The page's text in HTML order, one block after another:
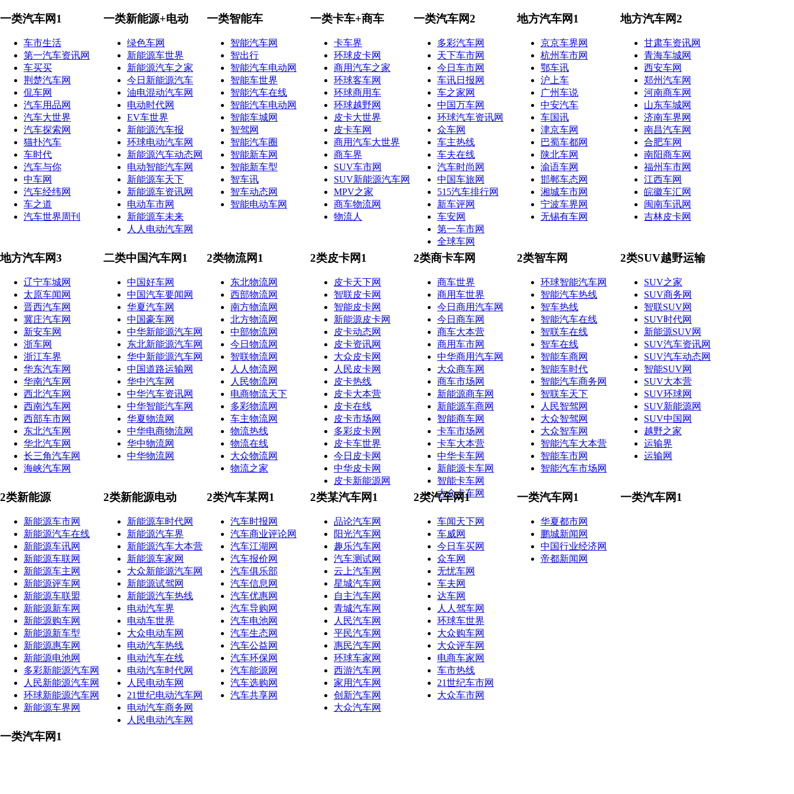
一类汽车网1
车市生活
第一汽车资讯网
车买买
荆楚汽车网
侃车网
汽车用品网
汽车大世界
汽车探索网
猫扑汽车
车时代
汽车与你
中车网
汽车经纬网
车之道
汽车世界周刊
一类新能源+电动
绿色车网
新能源车世界
新能源汽车之家
今日新能源汽车
油电混动汽车网
电动时代网
EV车世界
新能源汽车报
环球电动汽车网
新能源汽车动态网
电动智能汽车网
新能源车天下
新能源车资讯网
电动车市网
新能源车未来
人人电动汽车网
一类智能车
智能汽车网
智出行
智能汽车电动网
智能车世界
智能汽车在线
智能汽车电动网
智能车城网
智驾网
智能汽车圈
智能新车网
智能新车型
智车讯
智车动态网
智能电动车网
一类卡车+商车
卡车界
环球皮卡网
商用汽车之家
环球客车网
环球商用车
环球越野网
皮卡大世界
皮卡车网
商用汽车大世界
商车界
SUV车市网
SUV新能源汽车网
MPV之家
商车物流网
物流人
一类汽车网2
多彩汽车网
天下车市网
今日车市网
车讯日报网
车之家网
中国万车网
环球汽车资讯网
众车网
车主热线
车夫在线
汽车时尚网
中国车旅网
515汽车排行网
新车评网
车安网
第一车市网
全球车网
地方汽车网1
京京车界网
杭州车市网
鄂车讯
沪上车
广州车说
中安汽车
车国讯
津京车网
巴蜀车都网
陕北车网
渝语车网
邯郸车态网
湘城车市网
宁波车界网
无锡有车网
地方汽车网2
甘肃车资讯网
青海车城网
西安车网
郑州汽车网
河南商车网
山东车城网
济南车界网
南昌汽车网
合肥车网
南阳商车网
福州车市网
江西车网
皖徽车汇网
闽南车讯网
吉林皮卡网
地方汽车网3
辽宁车城网
太原车闻网
晋西汽车网
冀庄汽车网
新安车网
浙车网
浙江车界
华东汽车网
华南汽车网
西北汽车网
西南汽车网
西部车市网
东北汽车网
华北汽车网
长三角汽车网
海峡汽车网
二类中国汽车网1
中国好车网
中国汽车要闻网
华夏汽车网
中国豪车网
中华新能源汽车网
东北新能源汽车网
华中新能源汽车网
中国道路运输网
华中汽车网
中华汽车资讯网
中华智能汽车网
华夏物流网
中华电商物流网
华中物流网
中华物流网
2类物流网1
东北物流网
西部物流网
南方物流网
北方物流网
中部物流网
今日物流网
智联物流网
人人物流网
人民物流网
电商物流天下
多彩物流网
车主物流网
物流热线
物流在线
大众物流网
物流之家
2类皮卡网1
皮卡天下网
智联皮卡网
智能皮卡网
新能源皮卡网
皮卡动态网
皮卡资讯网
大众皮卡网
人民皮卡网
皮卡热线
皮卡大本营
皮卡在线
皮卡市场网
多彩皮卡网
皮卡车世界
今日皮卡网
中华皮卡网
皮卡新能源网
2类商卡车网
商车世界
商用车世界
今日商用汽车网
今日商车网
商车大本营
商用车市网
中华商用汽车网
大众商车网
商车市场网
新能源商车网
新能源车商网
智能商车网
卡车市场网
卡车大本营
中华卡车网
新能源卡车网
智能卡车网
大众卡车网
2类智车网
环球智能汽车网
智能汽车热线
智车热线
智能汽车在线
智联车在线
智车在线
智能车商网
智能车时代
智能汽车商务网
智联车天下
人民智驾网
大众智驾网
大众智车网
智能汽车大本营
智能车市网
智能汽车市场网
2类SUV越野运输
SUV之家
SUV商务网
智联SUV网
SUV时代网
新能源SUV网
SUV汽车资讯网
SUV汽车动态网
智能SUV网
SUV大本营
SUV环球网
SUV新能源网
SUV中国网
越野之家
运输界
运输网
2类新能源
新能源车市网
新能源汽车在线
新能源车讯网
新能源车联网
新能源车主网
新能源评车网
新能源车联盟
新能源新车网
新能源购车网
新能源新车型
新能源惠车网
新能源电池网
多彩新能源汽车网
人民新能源汽车网
环球新能源汽车网
新能源车界网
2类新能源电动
新能源车时代网
新能源汽车界
新能源汽车大本营
新能源车家网
大众新能源汽车网
新能源试驾网
新能源汽车热线
电动汽车界
电动车世界
大众电动车网
电动汽车热线
电动汽车在线
电动汽车时代网
人民电动车网
21世纪电动汽车网
电动汽车商务网
人民电动汽车网
2类汽车某网1
汽车时报网
汽车商业评论网
汽车江湖网
汽车报价网
汽车俱乐部
汽车信息网
汽车优惠网
汽车导购网
汽车电池网
汽车生态网
汽车公益网
汽车环保网
汽车能源网
汽车选购网
汽车共享网
2类某汽车网1
品论汽车网
阳光汽车网
趣乐汽车网
汽车测试网
云上汽车网
星城汽车网
自主汽车网
青城汽车网
人民汽车网
平民汽车网
惠民汽车网
环球车家网
西游汽车网
家用汽车网
创新汽车网
大众汽车网
2类汽车网1
车闻天下网
车威网
今日车买网
众车网
无忧车网
车夫网
达车网
人人驾车网
环球车世界
大众购车网
大众评车网
电商车家网
车市热线
21世纪车市网
大众车市网
一类汽车网1
华夏都市网
鹏城新闻网
中国行业经济网
帝都新闻网
一类汽车网1
一类汽车网1